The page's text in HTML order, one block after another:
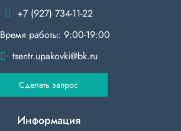
+7 (927) 734-11-22
Время работы: 9:00-19:00
tsentr.upakovki@bk.ru
Сделать запрос
Информация